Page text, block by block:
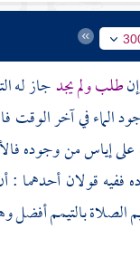
طلب ولم يجدجاز له
الماء في آخر الوقت
على إياس من وجوده
قولان أحدهما :
الصلاة بالتيمم